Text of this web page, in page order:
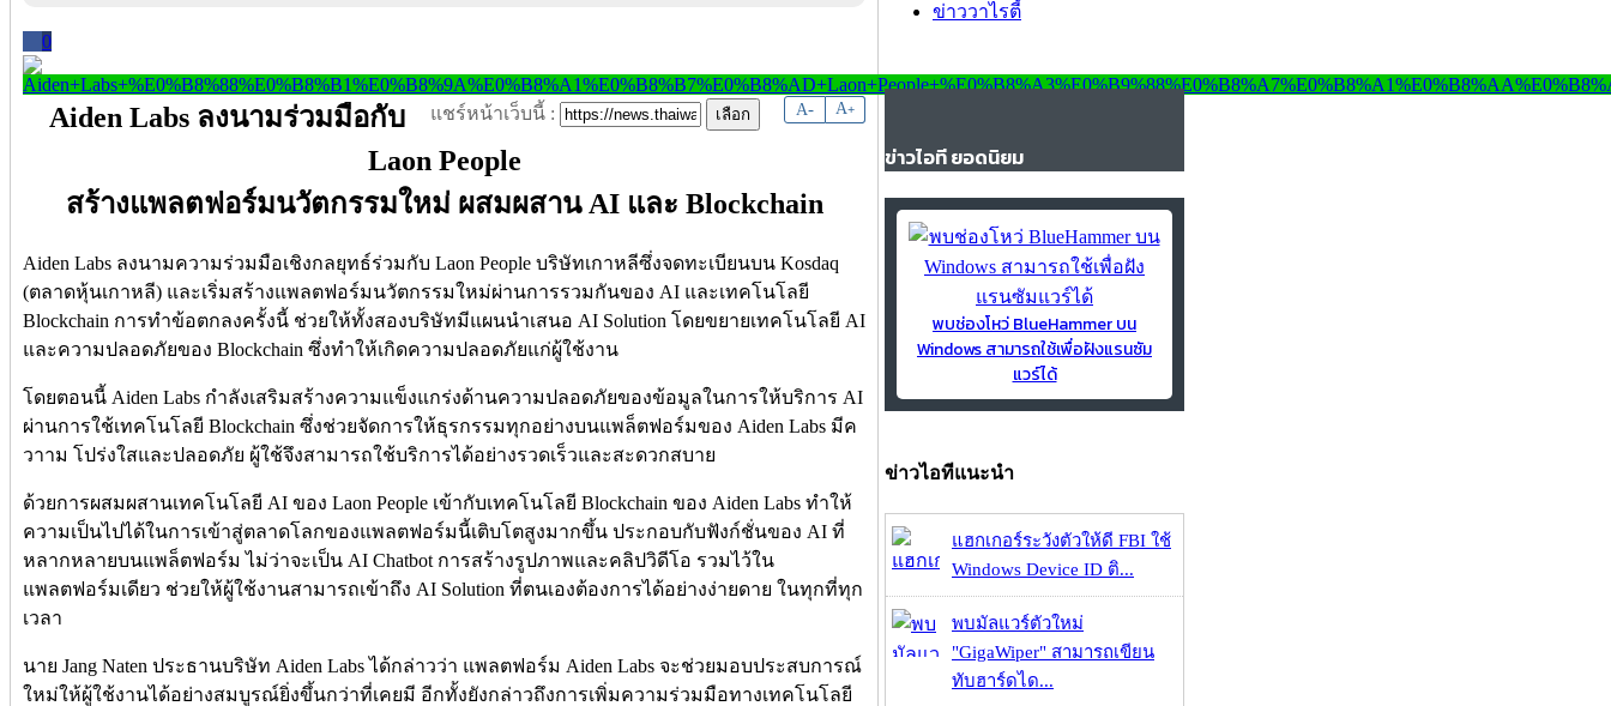
0
A- A+
แชร์หน้าเว็บนี้ :
Aiden Labs ลงนามร่วมมือกับ
Laon People
สร้างแพลตฟอร์มนวัตกรรมใหม่ ผสมผสาน AI และ Blockchain
Aiden Labs ลงนามความร่วมมือเชิงกลยุทธ์ร่วมกับ Laon People บริษัทเกาหลีซึ่งจดทะเบียนบน Kosdaq
(ตลาดหุ้นเกาหลี) และเริ่มสร้างแพลตฟอร์มนวัตกรรมใหม่ผ่านการรวมกันของ AI และเทคโนโลยี
Blockchain การทำข้อตกลงครั้งนี้ ช่วยให้ทั้งสองบริษัทมีแผนนำเสนอ AI Solution โดยขยายเทคโนโลยี AI
และความปลอดภัยของ Blockchain ซึ่งทำให้เกิดความปลอดภัยแก่ผู้ใช้งาน
โดยตอนนี้ Aiden Labs กำลังเสริมสร้างความแข็งแกร่งด้านความปลอดภัยของข้อมูลในการให้บริการ AI
ผ่านการใช้เทคโนโลยี Blockchain ซึ่งช่วยจัดการให้ธุรกรรมทุกอย่างบนแพล็ตฟอร์มของ Aiden Labs มีค
วาาม โปร่งใสและปลอดภัย ผู้ใช้จึงสามารถใช้บริการได้อย่างรวดเร็วและสะดวกสบาย
ด้วยการผสมผสานเทคโนโลยี AI ของ Laon People เข้ากับเทคโนโลยี Blockchain ของ Aiden Labs ทำให้
ความเป็นไปได้ในการเข้าสู่ตลาดโลกของแพลตฟอร์มนี้เติบโตสูงมากขึ้น ประกอบกับฟังก์ชั่นของ AI ที่
หลากหลายบนแพล็ตฟอร์ม ไม่ว่าจะเป็น AI Chatbot การสร้างรูปภาพและคลิปวิดีโอ รวมไว้ใน
แพลตฟอร์มเดียว ช่วยให้ผู้ใช้งานสามารถเข้าถึง AI Solution ที่ตนเองต้องการได้อย่างง่ายดาย ในทุกที่ทุก
เวลา
นาย Jang Naten ประธานบริษัท Aiden Labs ได้กล่าวว่า แพลตฟอร์ม Aiden Labs จะช่วยมอบประสบการณ์
ใหม่ให้ผู้ใช้งานได้อย่างสมบูรณ์ยิ่งขึ้นกว่าที่เคยมี อีกทั้งยังกล่าวถึงการเพิ่มความร่วมมือทางเทคโนโลยี
ข่าววาไรตี้
ข่าวไอที ยอดนิยม
พบช่องโหว่ BlueHammer บน
Windows สามารถใช้เพื่อฝังแรนซัม
แวร์ได้
ข่าวไอทีแนะนำ
แฮกเกอร์ระวังตัวให้ดี FBI ใช้
Windows Device ID ติ...
พบมัลแวร์ตัวใหม่
"GigaWiper" สามารถเขียน
ทับฮาร์ดได...